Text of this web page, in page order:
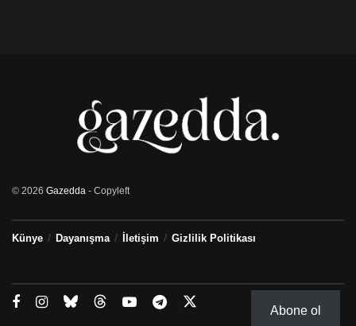
© 2026 Gazedda - Copyleft
Künye Dayanışma İletişim Gizlilik Politikası
Abone ol